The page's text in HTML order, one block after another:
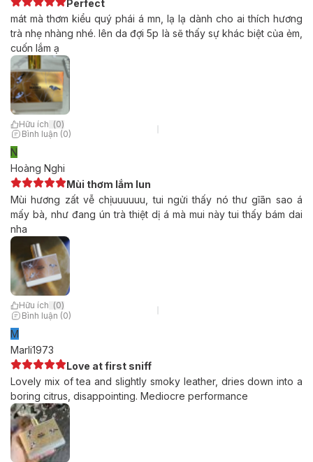
Perfect
mát mà thơm kiểu quý phái á mn, lạ lạ dành cho ai thích hương
trà nhẹ nhàng nhé. lên da đợi 5p là sẽ thấy sự khác biệt của ẻm,
cuốn lắm ạ
Hữu ích (0)
Bình luận (0)
N
Hoàng Nghi
Mùi thơm lắm lun
Mùi hương zất vễ chịuuuuuu, tui ngửi thấy nó thư gĩãn sao á
mấy bà, như đang ún trà thiệt dị á mà mui này tui thấy bám dai
nha
Hữu ích (0)
Bình luận (0)
M
Marli1973
Love at first sniff
Lovely mix of tea and slightly smoky leather, dries down into a
boring citrus, disappointing. Mediocre performance